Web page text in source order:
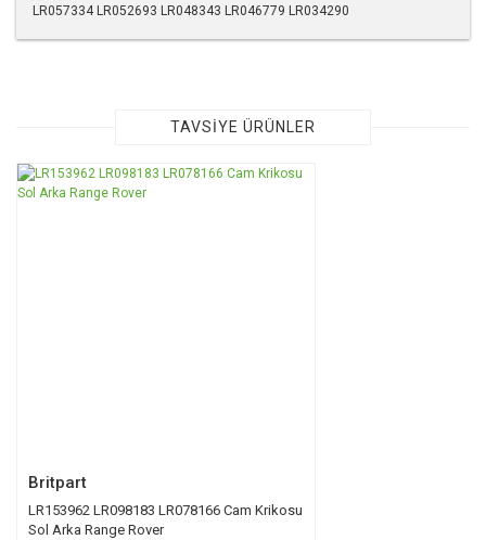
LR057334 LR052693 LR048343 LR046779 LR034290
Görüş ve önerileriniz için teşekkür ederiz.
Ürün resmi kalitesiz, bozuk veya görüntülenemiyor.
TAVSİYE ÜRÜNLER
Britpart
LR153962 LR098183 LR078166 Cam Krikosu
Sol Arka Range Rover